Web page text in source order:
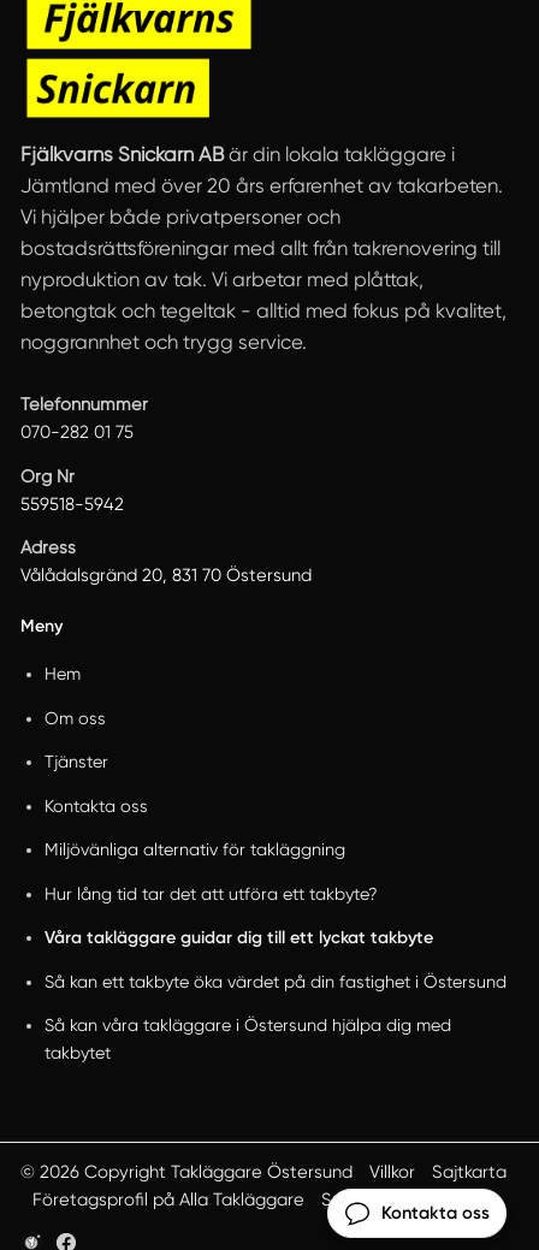
Fjälkvarns Snickarn ABär din lokala takläggare i
Jämtland med över 20 års erfarenhet av takarbeten.
Vi hjälper både privatpersoner och
bostadsrättsföreningar med allt från takrenovering till
nyproduktion av tak. Vi arbetar med plåttak,
betongtak och tegeltak - alltid med fokus på kvalitet,
noggrannhet och trygg service.
Telefonnummer
070-282 01 75
Org Nr
559518-5942
Adress
Vålådalsgränd 20, 831 70 Östersund
Meny
Hem
Om oss
Tjänster
Kontakta oss
Miljövänliga alternativ för takläggning
Hur lång tid tar det att utföra ett takbyte?
Våra takläggare guidar dig till ett lyckat takbyte
Så kan ett takbyte öka värdet på din fastighet i Östersund
Så kan våra takläggare i Östersund hjälpa dig med
takbytet
© 2026 Copyright Takläggare Östersund Villkor
Sajtkarta
Företagsprofil på Alla Takläggare
Smartproduktion
Kontakta oss